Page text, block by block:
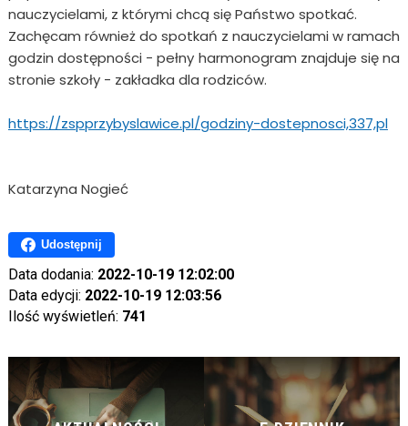
nauczycielami, z którymi chcą się Państwo spotkać.
Zachęcam również do spotkań z nauczycielami w ramach
godzin dostępności - pełny harmonogram znajduje się na
stronie szkoły - zakładka dla rodziców.
https://zspprzybyslawice.pl/godziny-dostepnosci,337,pl
Katarzyna Nogieć
Udostępnij
Data dodania: 2022-10-19 12:02:00
Data edycji: 2022-10-19 12:03:56
Ilość wyświetleń: 741